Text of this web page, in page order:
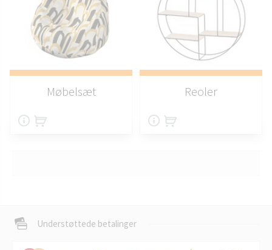
Møbelsæt Reoler
Understøttede betalinger